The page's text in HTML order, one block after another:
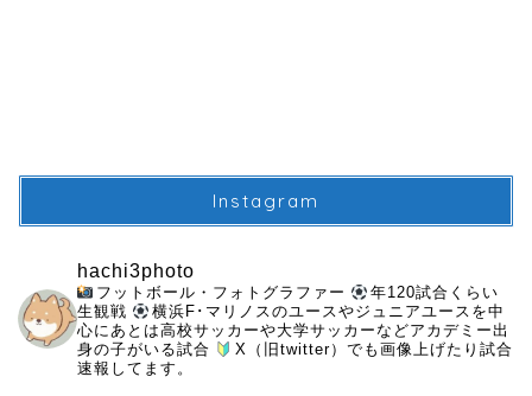
Instagram
hachi3photo
フットボール・フォトグラファー
年120試合くらい
生観戦
横浜F･マリノスのユースやジュニアユースを中
心にあとは高校サッカーや大学サッカーなどアカデミー出
身の子がいる試合
X（旧twitter）でも画像上げたり試合
速報してます。